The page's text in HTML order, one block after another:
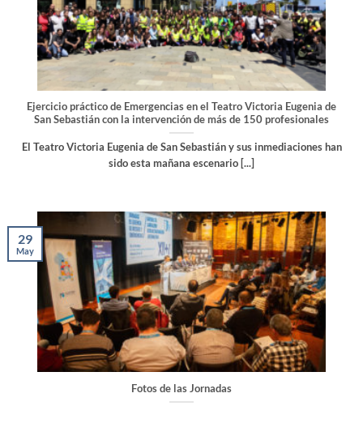
Ejercicio práctico de Emergencias en el Teatro Victoria Eugenia de
San Sebastián con la intervención de más de 150 profesionales
El Teatro Victoria Eugenia de San Sebastián y sus inmediaciones han
sido esta mañana escenario [...]
Fotos de las Jornadas
29
May